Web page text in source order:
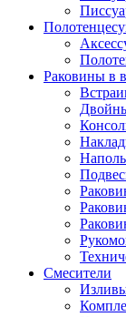
Раковины в
Смесители